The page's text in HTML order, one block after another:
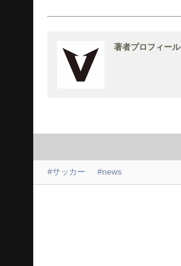
著者プロフィール
#サッカー #news